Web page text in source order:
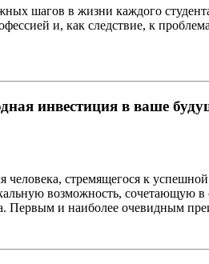
шагов в жизни каждого
и, как следствие, к
инвестиция в ваше
человека, стремящегося к
возможность,
Первым и наиболее очевидным